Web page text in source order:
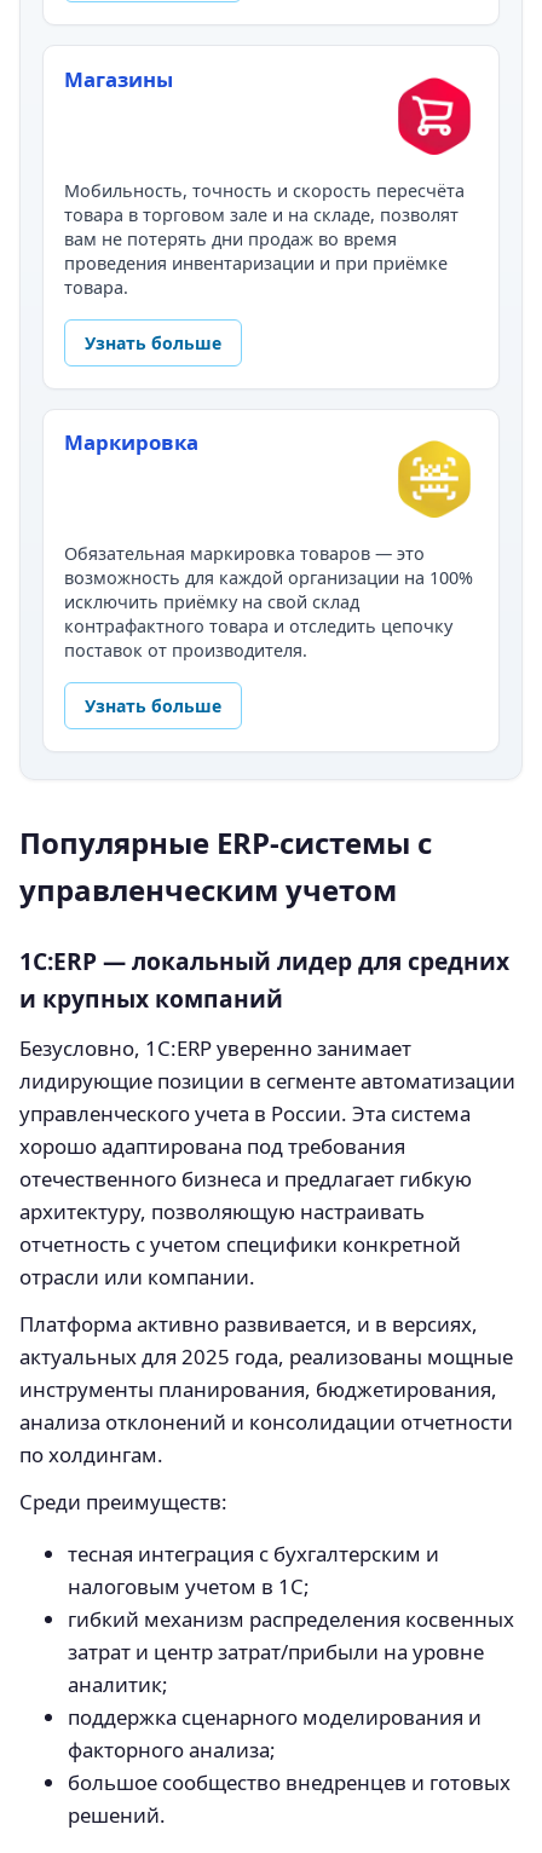
Магазины
Мобильность, точность и скорость пересчёта
товара в торговом зале и на складе, позволят
вам не потерять дни продаж во время
проведения инвентаризации и при приёмке
товара.
Узнать больше
Маркировка
Обязательная маркировка товаров — это
возможность для каждой организации на 100%
исключить приёмку на свой склад
контрафактного товара и отследить цепочку
поставок от производителя.
Узнать больше
Популярные ERP-системы с
управленческим учетом
1С:ERP — локальный лидер для средних
и крупных компаний
Безусловно, 1С:ERP уверенно занимает
лидирующие позиции в сегменте автоматизации
управленческого учета в России. Эта система
хорошо адаптирована под требования
отечественного бизнеса и предлагает гибкую
архитектуру, позволяющую настраивать
отчетность с учетом специфики конкретной
отрасли или компании.
Платформа активно развивается, и в версиях,
актуальных для 2025 года, реализованы мощные
инструменты планирования, бюджетирования,
анализа отклонений и консолидации отчетности
по холдингам.
Среди преимуществ:
тесная интеграция с бухгалтерским и
налоговым учетом в 1С;
гибкий механизм распределения косвенных
затрат и центр затрат/прибыли на уровне
аналитик;
поддержка сценарного моделирования и
факторного анализа;
большое сообщество внедренцев и готовых
решений.